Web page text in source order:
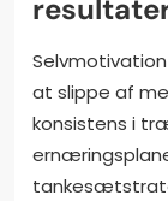
at slippe af
konsistens i